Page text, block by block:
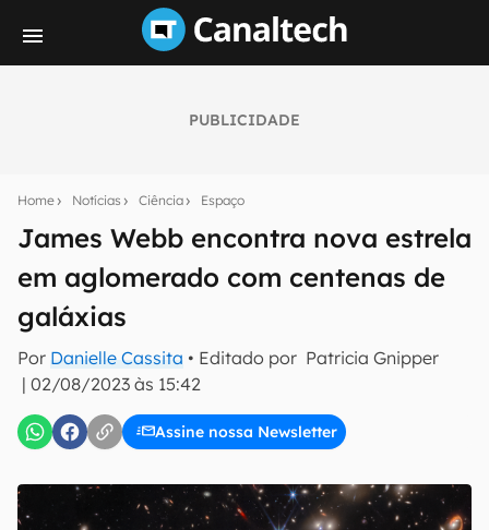
PUBLICIDADE
Home Notícias Ciência Espaço
James Webb encontra nova estrela
em aglomerado com centenas de
galáxias
Por Danielle Cassita • Editado por Patricia Gnipper
| 02/08/2023 às 15:42
Assine nossa Newsletter
notícias e reviews sobre tecnologia em primeira
E-mail
inscreva-se
Confirmo que li, aceito e concordo com os Termos de
Uso e Política de Privacidade do Canaltech.